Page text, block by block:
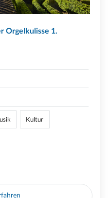
Orgelkulisse 1.
Kultur